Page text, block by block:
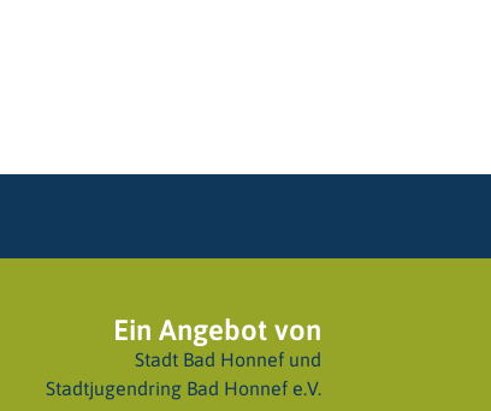
Ein Angebot von
Stadt Bad Honnefund
Stadtjugendring Bad Honnef e.V.